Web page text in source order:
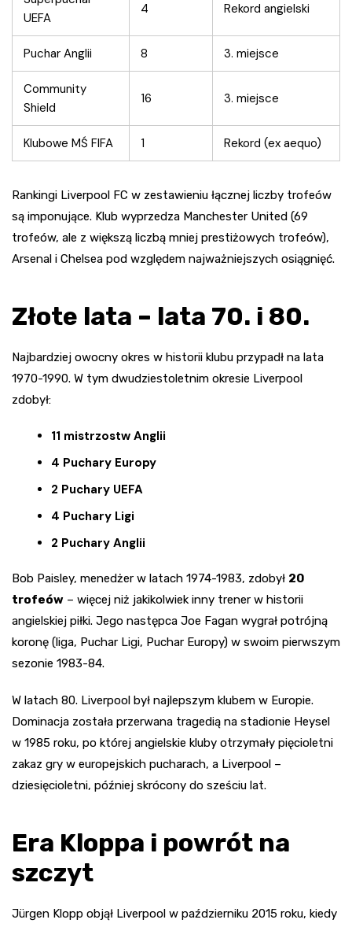
UEFA
4 Rekord angielski
Puchar Anglii 8 3. miejsce
Community
Shield
16 3. miejsce
Klubowe MŚ FIFA 1 Rekord (ex aequo)
Rankingi Liverpool FC w zestawieniu łącznej liczby trofeów
są imponujące. Klub wyprzedza Manchester United (69
trofeów, ale z większą liczbą mniej prestiżowych trofeów),
Arsenal i Chelsea pod względem najważniejszych osiągnięć.
Złote lata – lata 70. i 80.
Najbardziej owocny okres w historii klubu przypadł na lata
1970-1990. W tym dwudziestoletnim okresie Liverpool
zdobył:
11 mistrzostw Anglii
4 Puchary Europy
2 Puchary UEFA
4 Puchary Ligi
2 Puchary Anglii
Bob Paisley, menedżer w latach 1974-1983, zdobył 20
trofeów – więcej niż jakikolwiek inny trener w historii
angielskiej piłki. Jego następca Joe Fagan wygrał potrójną
koronę (liga, Puchar Ligi, Puchar Europy) w swoim pierwszym
sezonie 1983-84.
W latach 80. Liverpool był najlepszym klubem w Europie.
Dominacja została przerwana tragedią na stadionie Heysel
w 1985 roku, po której angielskie kluby otrzymały pięcioletni
zakaz gry w europejskich pucharach, a Liverpool –
dziesięcioletni, później skrócony do sześciu lat.
Era Kloppa i powrót na
szczyt
Jürgen Klopp objął Liverpool w październiku 2015 roku, kiedy